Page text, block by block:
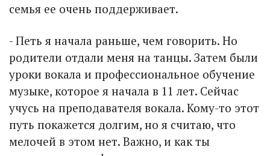
семья ее очень поддерживает.
- Петь я начала раньше, чем говорить. Но
родители отдали меня на танцы. Затем были
уроки вокала и профессиональное обучение
музыке, которое я начала в 11 лет. Сейчас
учусь на преподавателя вокала. Кому-то этот
путь покажется долгим, но я считаю, что
мелочей в этом нет. Важно, и как ты